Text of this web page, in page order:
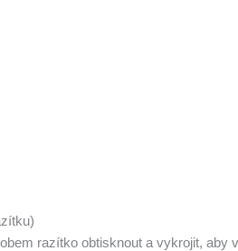
razítko obtisknout a vykrojit, aby